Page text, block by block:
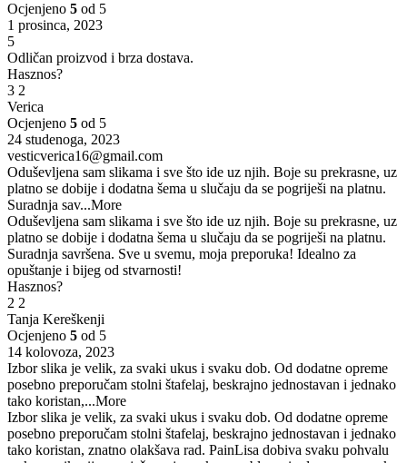
Ocjenjeno 5 od 5
1 prosinca, 2023
5
Odličan proizvod i brza dostava.
Hasznos?
3 2
Verica
Ocjenjeno 5 od 5
24 studenoga, 2023
vesticverica16@gmail.com
Oduševljena sam slikama i sve što ide uz njih. Boje su prekrasne, uz
platno se dobije i dodatna šema u slučaju da se pogriješi na platnu.
Suradnja sav...More
Oduševljena sam slikama i sve što ide uz njih. Boje su prekrasne, uz
platno se dobije i dodatna šema u slučaju da se pogriješi na platnu.
Suradnja savršena. Sve u svemu, moja preporuka! Idealno za
opuštanje i bijeg od stvarnosti!
Hasznos?
2 2
Tanja Kereškenji
Ocjenjeno 5 od 5
14 kolovoza, 2023
Izbor slika je velik, za svaki ukus i svaku dob. Od dodatne opreme
posebno preporučam stolni štafelaj, beskrajno jednostavan i jednako
tako koristan,...More
Izbor slika je velik, za svaki ukus i svaku dob. Od dodatne opreme
posebno preporučam stolni štafelaj, beskrajno jednostavan i jednako
tako koristan, znatno olakšava rad. PainLisa dobiva svaku pohvalu